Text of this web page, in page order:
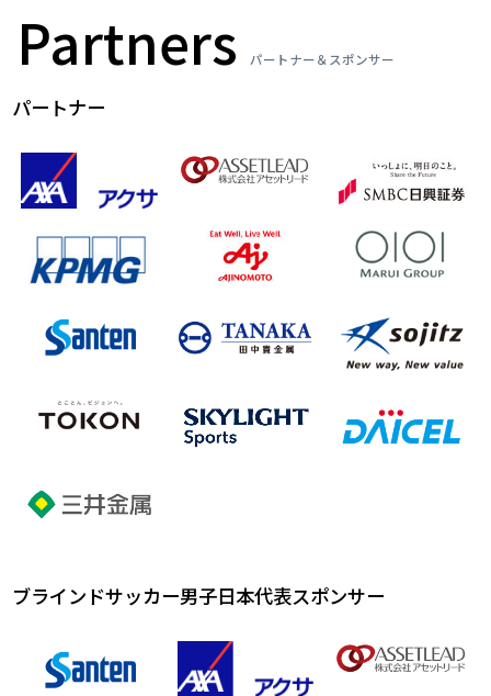
Partners パートナー＆スポンサー
パートナー
ブラインドサッカー男子日本代表スポンサー